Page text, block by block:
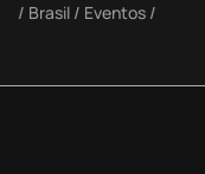
Brasil Eventos